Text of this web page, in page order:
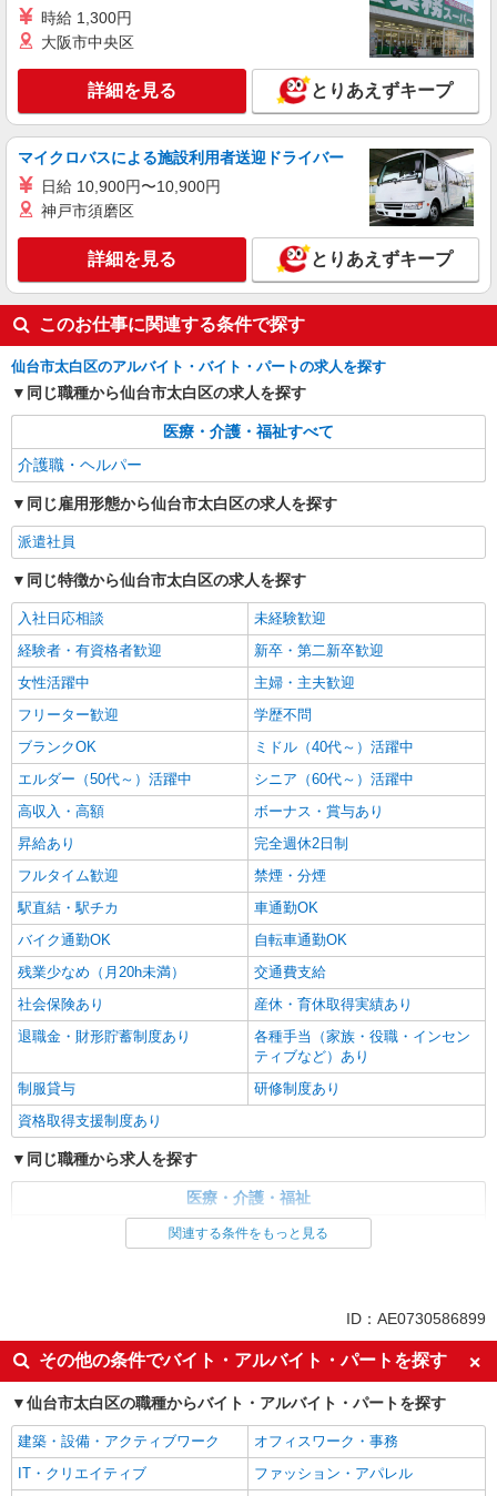
時給 1,300円
大阪市中央区
詳細を見る とりあえずキープ
マイクロバスによる施設利用者送迎ドライバー
日給 10,900円〜10,900円
神戸市須磨区
詳細を見る とりあえずキープ
このお仕事に関連する条件で探す
仙台市太白区のアルバイト・バイト・パートの求人を探す
同じ職種から仙台市太白区の求人を探す
医療・介護・福祉すべて
介護職・ヘルパー
同じ雇用形態から仙台市太白区の求人を探す
派遣社員
同じ特徴から仙台市太白区の求人を探す
入社日応相談
未経験歓迎
経験者・有資格者歓迎
新卒・第二新卒歓迎
女性活躍中
主婦・主夫歓迎
フリーター歓迎
学歴不問
ブランクOK
ミドル（40代～）活躍中
エルダー（50代～）活躍中
シニア（60代～）活躍中
高収入・高額
ボーナス・賞与あり
昇給あり
完全週休2日制
フルタイム歓迎
禁煙・分煙
駅直結・駅チカ
車通勤OK
バイク通勤OK
自転車通勤OK
残業少なめ（月20h未満）
交通費支給
社会保険あり
産休・育休取得実績あり
退職金・財形貯蓄制度あり
各種手当（家族・役職・インセン
ティブなど）あり
制服貸与
研修制度あり
資格取得支援制度あり
同じ職種から求人を探す
医療・介護・福祉
ボーナス・賞与あり
車通勤OK
交通費支給
社会保険あり
産休・育休取得実績あり
関連する条件をもっと見る
ID：AE0730586899
その他の条件でバイト・アルバイト・パートを探す
仙台市太白区の職種からバイト・アルバイト・パートを探す
建築・設備・アクティブワーク
オフィスワーク・事務
IT・クリエイティブ
ファッション・アパレル